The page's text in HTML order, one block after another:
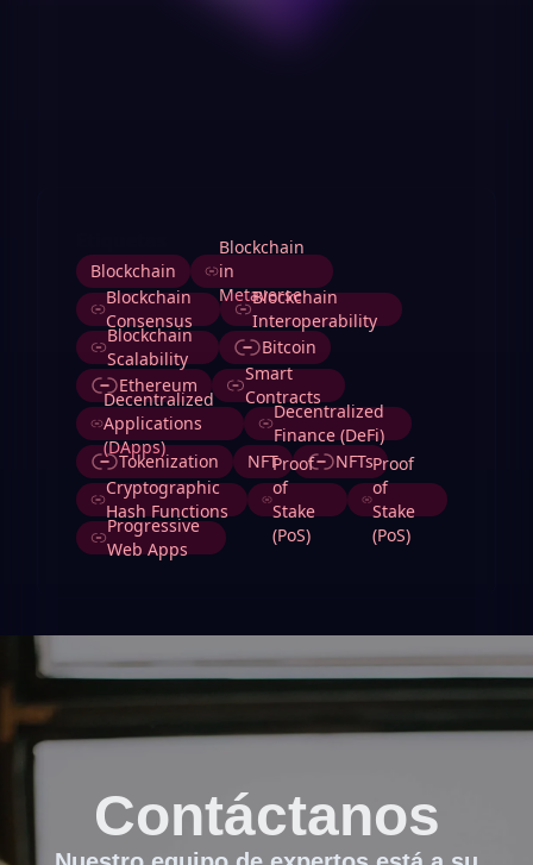
Blockchain
Blockchain
in
Metaverse
Blockchain
Consensus
Blockchain
Interoperability
Blockchain
Scalability
Bitcoin
Ethereum
Smart
Contracts
Decentralized
Applications
(DApps)
Decentralized
Finance (DeFi)
Tokenization
NFT
NFTs
Cryptographic
Hash Functions
Proof
of
Stake
(PoS)
Proof
of
Stake
(PoS)
Progressive
Web Apps
Contáctanos